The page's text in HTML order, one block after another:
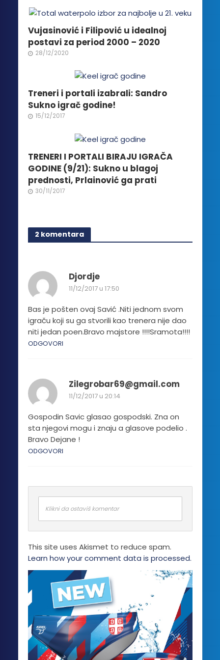
mogu
biti
izabrane
na
proizvoda.
Vujasinović i Filipović u idealnoj
postavi za period 2000 – 2020
28/12/2020
Treneri i portali izabrali: Sandro
Sukno igrač godine!
15/12/2017
TRENERI I PORTALI BIRAJU IGRAČA
GODINE (9/21): Sukno u blagoj
prednosti, Prlainović ga prati
30/11/2017
2 komentara
Djordje
11/12/2017 u 17:50
Bas je pošten ovaj Savić .Niti jednom svom
igraču koji su ga stvorili kao trenera nije dao
niti jedan poen.Bravo majstore !!!!Sramota!!!!
ODGOVORI
Zilegrobar69@gmail.com
11/12/2017 u 20:14
Gospodin Savic glasao gospodski. Zna on
sta njegovi mogu i znaju a glasove podelio .
Bravo Dejane !
ODGOVORI
Klikni da ostaviš komentar
This site uses Akismet to reduce spam.
Learn how your comment data is processed.